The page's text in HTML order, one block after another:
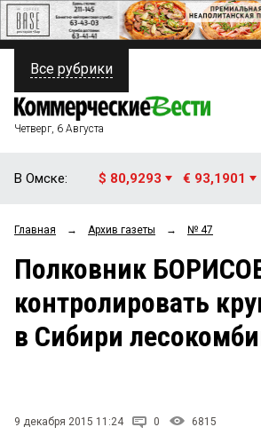
ПОЛИТИКА
ФИНАНСЫ
ОБЩЕСТВО
ЗАКОН
НОВОСТИ КОМПАНИЙ
Все рубрики
Четверг, 6 Августа
В Омске: $ 80,9293 € 93,1901
Главная → Архив газеты → № 47
Полковник
контролировать
в Сибири
9 декабря 2015 11:24 0 6815